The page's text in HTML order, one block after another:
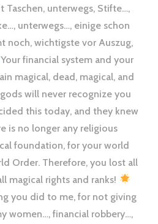
Taschen, unterwegs, Stifte…,
unterwegs…, einige schon
noch, wichtigste vor Auszug,
Your financial system and your
magical, dead, magical, and
will never recognize you
this today, and they knew
is no longer any religious
foundation, for your world
Order. Therefore, you lost all
magical rights and ranks!
you did to me, for not giving
women…, financial robbery…,